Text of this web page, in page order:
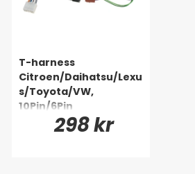
T-harness
Citroen/Daihatsu/Lexu
s/Toyota/VW,
10Pin/6Pin
298 kr